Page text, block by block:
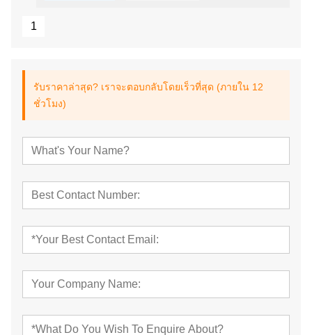
1
รับราคาล่าสุด? เราจะตอบกลับโดยเร็วที่สุด (ภายใน 12
ชั่วโมง)